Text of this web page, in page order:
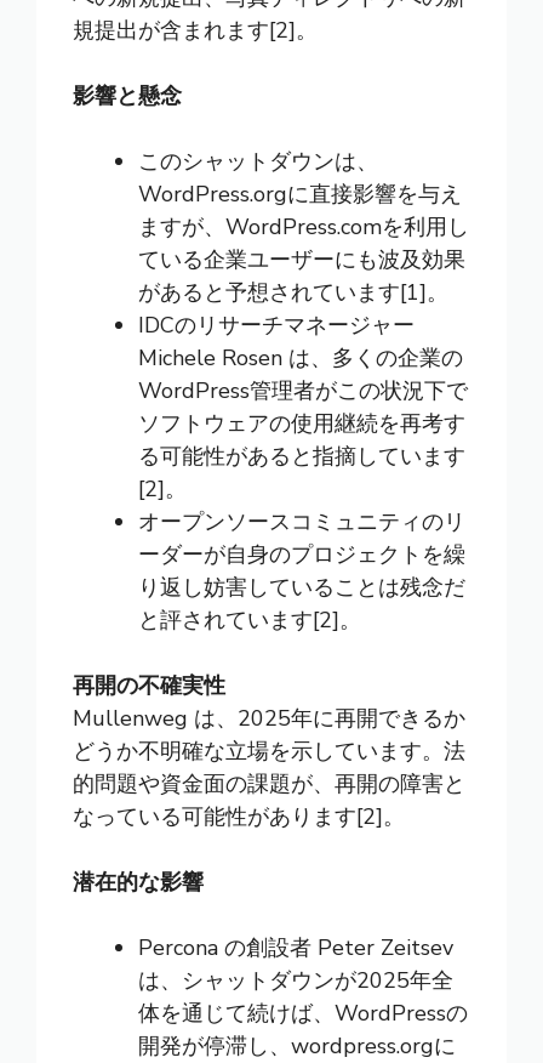
規提出が含まれます[2]。
影響と懸念
このシャットダウンは、
WordPress.orgに直接影響を与え
ますが、WordPress.comを利用し
ている企業ユーザーにも波及効果
があると予想されています[1]。
IDCのリサーチマネージャー
Michele Rosen は、多くの企業の
WordPress管理者がこの状況下で
ソフトウェアの使用継続を再考す
る可能性があると指摘しています
[2]。
オープンソースコミュニティのリ
ーダーが自身のプロジェクトを繰
り返し妨害していることは残念だ
と評されています[2]。
再開の不確実性
Mullenweg は、2025年に再開できるか
どうか不明確な立場を示しています。法
的問題や資金面の課題が、再開の障害と
なっている可能性があります[2]。
潜在的な影響
Percona の創設者 Peter Zeitsev
は、シャットダウンが2025年全
体を通じて続けば、WordPressの
開発が停滞し、wordpress.orgに